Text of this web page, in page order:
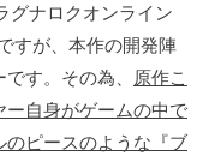
グナロクオンライン
すが、本作の開発陣
す。その為、 原作こ
自身がゲームの中で
ピースのような『ブ